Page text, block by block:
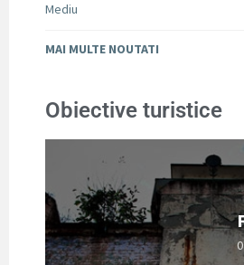
Mediu
MAI MULTE NOUTATI
Obiective turistice